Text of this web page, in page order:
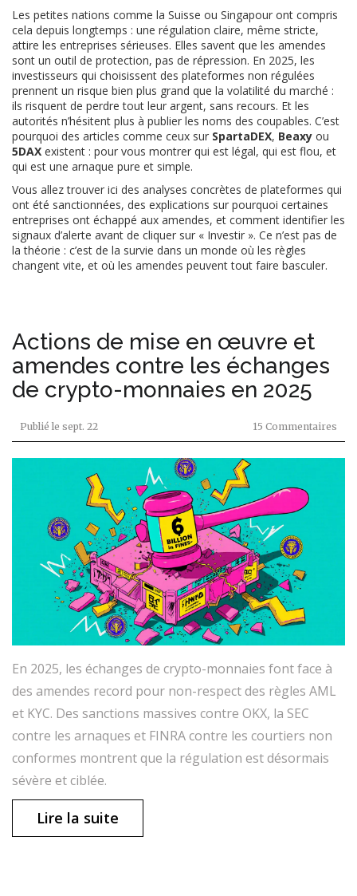
Les petites nations comme la Suisse ou Singapour ont compris
cela depuis longtemps : une régulation claire, même stricte,
attire les entreprises sérieuses. Elles savent que les amendes
sont un outil de protection, pas de répression. En 2025, les
investisseurs qui choisissent des plateformes non régulées
prennent un risque bien plus grand que la volatilité du marché :
ils risquent de perdre tout leur argent, sans recours. Et les
autorités n’hésitent plus à publier les noms des coupables. C’est
pourquoi des articles comme ceux sur SpartaDEX, Beaxy ou
5DAX existent : pour vous montrer qui est légal, qui est flou, et
qui est une arnaque pure et simple.
Vous allez trouver ici des analyses concrètes de plateformes qui
ont été sanctionnées, des explications sur pourquoi certaines
entreprises ont échappé aux amendes, et comment identifier les
signaux d’alerte avant de cliquer sur « Investir ». Ce n’est pas de
la théorie : c’est de la survie dans un monde où les règles
changent vite, et où les amendes peuvent tout faire basculer.
Actions de mise en œuvre et
amendes contre les échanges
de crypto-monnaies en 2025
Publié le sept. 22 15 Commentaires
En 2025, les échanges de crypto-monnaies font face à
des amendes record pour non-respect des règles AML
et KYC. Des sanctions massives contre OKX, la SEC
contre les arnaques et FINRA contre les courtiers non
conformes montrent que la régulation est désormais
sévère et ciblée.
Lire la suite